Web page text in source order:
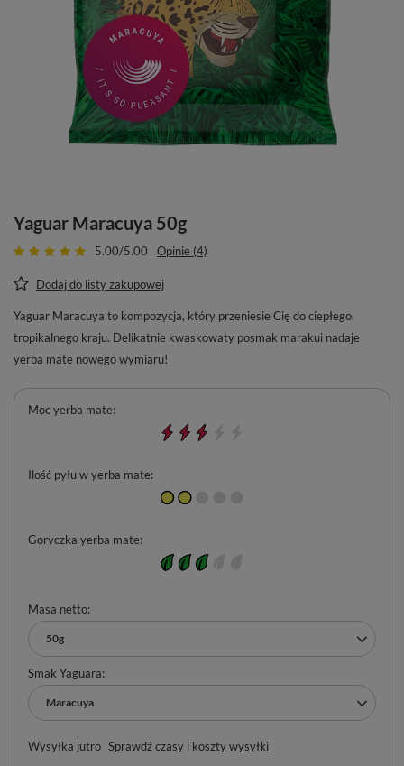
Yaguar Maracuya 50g
5.00/5.00 Opinie (4)
Dodaj do listy zakupowej
Yaguar Maracuya to kompozycja, który przeniesie Cię do ciepłego,
tropikalnego kraju. Delikatnie kwaskowaty posmak marakui nadaje
yerba mate nowego wymiaru!
Masa netto
50g
Smak Yaguara
Maracuya
Wysyłka jutro Sprawdź czasy i koszty wysyłki
Moc yerba mate
Ilość pyłu w yerba mate
Goryczka yerba mate